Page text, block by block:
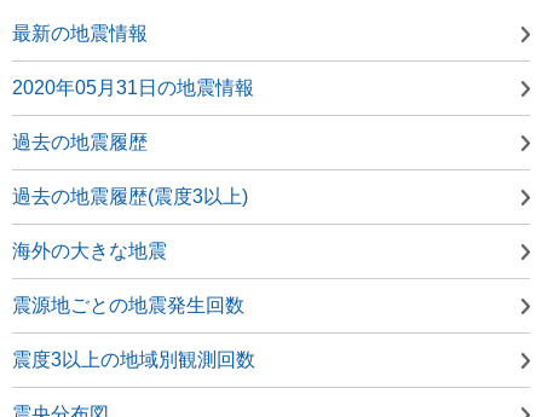
最新の地震情報
2020年05月31日の地震情報
過去の地震履歴
過去の地震履歴(震度3以上)
海外の大きな地震
震源地ごとの地震発生回数
震度3以上の地域別観測回数